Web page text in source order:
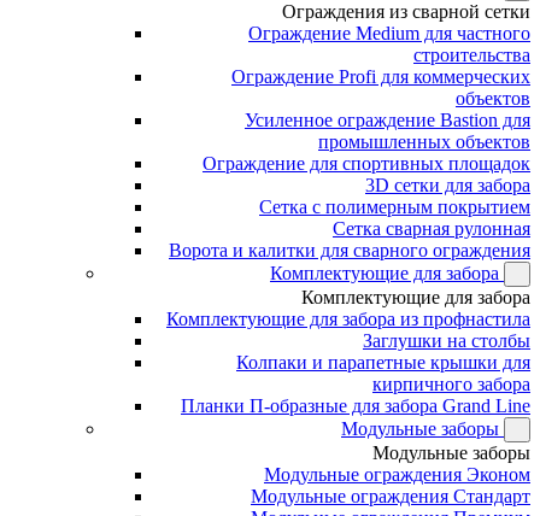
Ограждения из сварной сетки
Ограждение Medium для частного
строительства
Ограждение Profi для коммерческих
объектов
Усиленное ограждение Bastion для
промышленных объектов
Ограждение для спортивных площадок
3D сетки для забора
Сетка с полимерным покрытием
Сетка сварная рулонная
Ворота и калитки для сварного ограждения
Комплектующие для забора
Комплектующие для забора
Комплектующие для забора из профнастила
Заглушки на столбы
Колпаки и парапетные крышки для
кирпичного забора
Планки П-образные для забора Grand Line
Модульные заборы
Модульные заборы
Модульные ограждения Эконом
Модульные ограждения Стандарт